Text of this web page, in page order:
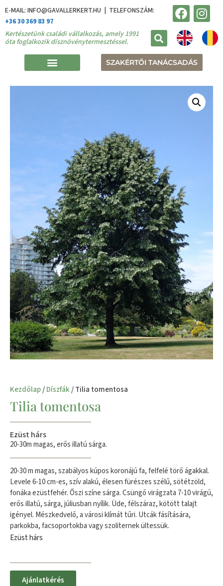
E-MAIL: INFO@GAVALLERKERT.HU | TELEFONSZÁM:
+36 30 369 83 97
Kertészetünk családi vállalkozás, amely 1991
óta foglalkozik dísznövénytermesztéssel.
SZAKÉRTŐI TANÁCSADÁS
Kezdőlap/Díszfák/ Tilia tomentosa
Tilia tomentosa
Ezüst hárs
20-30m magas, erős illatú sárga.
20-30 m magas, szabályos kúpos koronájú fa, felfelé törő ágakkal.
Levele 6-10 cm-es, szív alakú, élesen fürészes szélű, sötétzöld,
fonáka ezüstfehér. Őszi színe sárga. Csüngő virágzata 7-10 virágú,
erős illatú, sárga, júliusban nyílik. Üde, félszáraz, kötött talajt
igényel. Mészkedvelő, a városi klímát tűri. Utcák fásítására,
parkokba, facsoportokba vagy szoliternek ültessük.
Ezüst hárs
Ajánlatkérés